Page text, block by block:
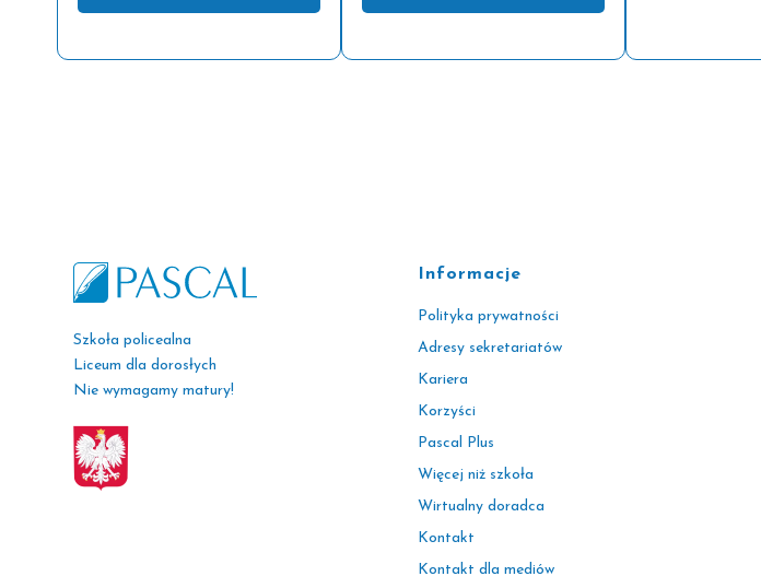
Szkoła policealna
Liceum dla dorosłych
Nie wymagamy matury!
Informacje
Polityka prywatności
Adresy sekretariatów
Kariera
Korzyści
Pascal Plus
Więcej niż szkoła
Wirtualny doradca
Kontakt
Kontakt dla mediów